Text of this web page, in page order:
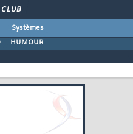
CLUB
Systèmes
HUMOUR